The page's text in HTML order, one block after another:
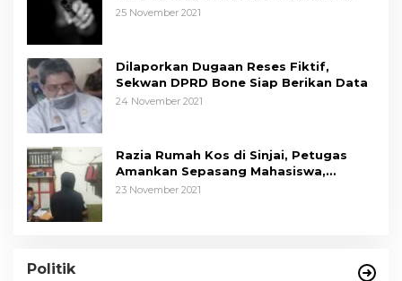
Kapolda Sulsel Tindak Tegas
25 November 2021
Dilaporkan Dugaan Reses Fiktif,
Sekwan DPRD Bone Siap Berikan Data
24 November 2021
Razia Rumah Kos di Sinjai, Petugas
Amankan Sepasang Mahasiswa,
Mengaku Berpacaran
23 November 2021
Politik